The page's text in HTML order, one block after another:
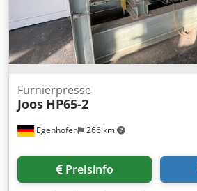
Egenhofen 266 km
Furnierpresse
Joos HP65-2
Preisinfo